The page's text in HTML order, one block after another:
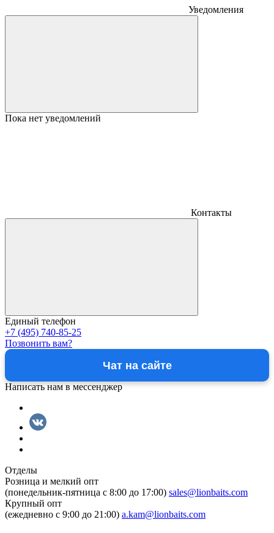
Уведомления
Пока нет уведомлений
Контакты
Единый телефон
+7 (495) 740-85-25
Позвонить вам?
Чат на сайте
Написать нам в мессенджер
Отделы
Розница и мелкий опт
(понедельник-пятница c 8:00 до 17:00) sales@lionbaits.com
Крупный опт
(ежедневно с 9:00 до 21:00) a.kam@lionbaits.com